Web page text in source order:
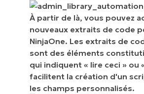
À partir de là, vous pouvez
nouveaux extraits de code
NinjaOne. Les extraits de
sont des éléments
qui indiquent « lire ceci » ou
facilitent la création d'un
les champs personnalisés.